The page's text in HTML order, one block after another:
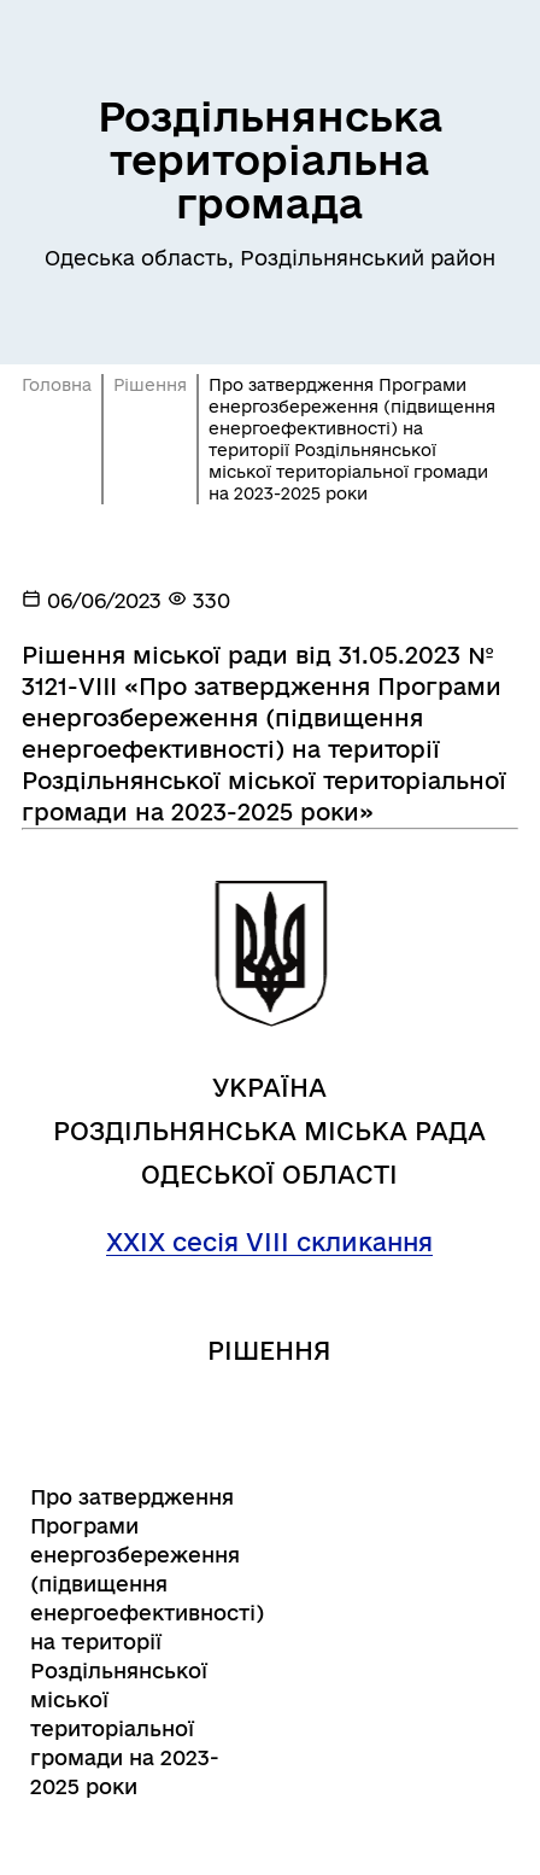
Роздільнянська
територіальна
громада
Одеська область, Роздільнянський район
Головна Рішення
Про затвердження Програми
енергозбереження (підвищення
енергоефективності) на
території Роздільнянської
міської територіальної громади
на 2023-2025 роки
06/06/2023 330
Рішення міської ради від 31.05.2023 №
3121-VIII «Про затвердження Програми
енергозбереження (підвищення
енергоефективності) на території
Роздільнянської міської територіальної
громади на 2023-2025 роки»
УКРАЇНА
РОЗДІЛЬНЯНСЬКА МІСЬКА РАДА
ОДЕСЬКОЇ ОБЛАСТІ
ХХІХ сесія VIІI скликання
РІШЕННЯ
Про затвердження
Програми
енергозбереження
(підвищення
енергоефективності)
на території
Роздільнянської
міської
територіальної
громади на 2023-
2025 роки